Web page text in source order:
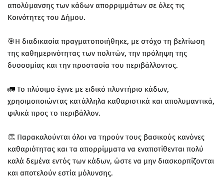
απολύμανσης των κάδων απορριμμάτων σε όλες τις
Κοινότητες του Δήμου.
🎯Η διαδικασία πραγματοποιήθηκε, με στόχο τη βελτίωση
της καθημερινότητας των πολιτών, την πρόληψη της
δυσοσμίας και την προστασία του περιβάλλοντος.
🚛 Το πλύσιμο έγινε με ειδικό πλυντήριο κάδων,
χρησιμοποιώντας κατάλληλα καθαριστικά και απολυμαντικά,
φιλικά προς το περιβάλλον.
👏 Παρακαλούνται όλοι να τηρούν τους βασικούς κανόνες
καθαριότητας και τα απορρίμματα να εναποτίθενται πολύ
καλά δεμένα εντός των κάδων, ώστε να μην διασκορπίζονται
και αποτελούν εστία μόλυνσης.